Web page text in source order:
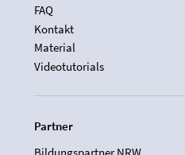
FAQ
Kontakt
Material
Videotutorials
Partner